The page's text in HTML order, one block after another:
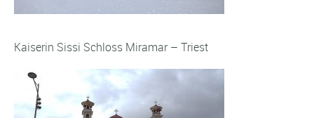
Kaiserin Sissi Schloss Miramar – Triest